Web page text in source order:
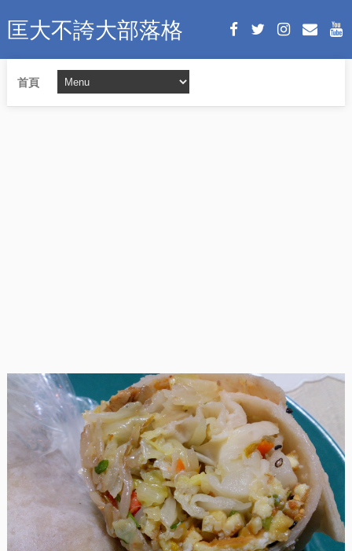
匡大不誇大部落格
首頁